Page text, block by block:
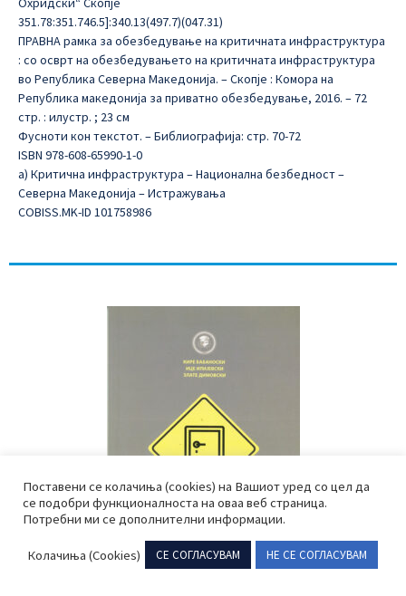
351.78:351.746.5]:340.13(497.7)(047.31)
ПРАВНА рамка за обезбедување на критичната инфраструктура
: со осврт на обезбедувањето на критичната инфраструктура
во Република Северна Македонија. – Скопје : Комора на
Република македонија за приватно обезбедување, 2016. – 72
стр. : илустр. ; 23 см
Фусноти кон текстот. – Библиографија: стр. 70-72
ISBN 978-608-65990-1-0
а) Критична инфраструктура – Национална безбедност –
Северна Македонија – Истражувања
COBISS.MK-ID 101758986
Поставени се колачиња (cookies) на Вашиот уред со цел да
се подобри функционалноста на оваа веб страница.
Потребни ми се дополнителни информации.
Колачиња (Cookies) СЕ СОГЛАСУВАМ НЕ СЕ СОГЛАСУВАМ